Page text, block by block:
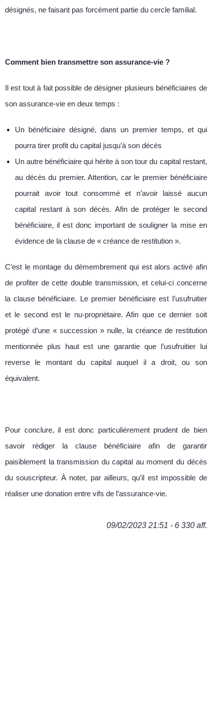
désignés, ne faisant pas forcément partie du cercle familial.
Comment bien transmettre son assurance-vie ?
Il est tout à fait possible de désigner plusieurs bénéficiaires de
son assurance-vie en deux temps :
Un bénéficiaire désigné, dans un premier temps, et qui
pourra tirer profit du capital jusqu’à son décès
Un autre bénéficiaire qui hérite à son tour du capital restant,
au décès du premier. Attention, car le premier bénéficiaire
pourrait avoir tout consommé et n’avoir laissé aucun
capital restant à son décès. Afin de protéger le second
bénéficiaire, il est donc important de souligner la mise en
évidence de la clause de « créance de restitution ».
C’est le montage du démembrement qui est alors activé afin
de profiter de cette double transmission, et celui-ci concerne
la clause bénéficiaire. Le premier bénéficiaire est l’usufruitier
et le second est le nu-propriétaire. Afin que ce dernier soit
protégé d’une « succession » nulle, la créance de restitution
mentionnée plus haut est une garantie que l’usufruitier lui
reverse le montant du capital auquel il a droit, ou son
équivalent.
Pour conclure, il est donc particulièrement prudent de bien
savoir rédiger la clause bénéficiaire afin de garantir
paisiblement la transmission du capital au moment du décès
du souscripteur. À noter, par ailleurs, qu’il est impossible de
réaliser une donation entre vifs de l’assurance-vie.
09/02/2023 21:51 - 6 330 aff.